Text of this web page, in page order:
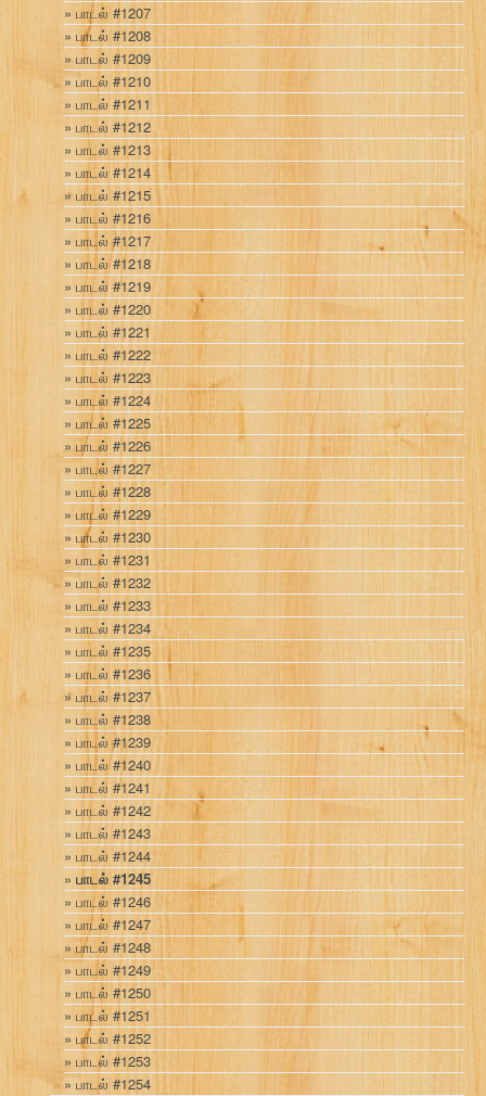
பாடல் #1207
பாடல் #1208
பாடல் #1209
பாடல் #1210
பாடல் #1211
பாடல் #1212
பாடல் #1213
பாடல் #1214
பாடல் #1215
பாடல் #1216
பாடல் #1217
பாடல் #1218
பாடல் #1219
பாடல் #1220
பாடல் #1221
பாடல் #1222
பாடல் #1223
பாடல் #1224
பாடல் #1225
பாடல் #1226
பாடல் #1227
பாடல் #1228
பாடல் #1229
பாடல் #1230
பாடல் #1231
பாடல் #1232
பாடல் #1233
பாடல் #1234
பாடல் #1235
பாடல் #1236
பாடல் #1237
பாடல் #1238
பாடல் #1239
பாடல் #1240
பாடல் #1241
பாடல் #1242
பாடல் #1243
பாடல் #1244
பாடல் #1245
பாடல் #1246
பாடல் #1247
பாடல் #1248
பாடல் #1249
பாடல் #1250
பாடல் #1251
பாடல் #1252
பாடல் #1253
பாடல் #1254